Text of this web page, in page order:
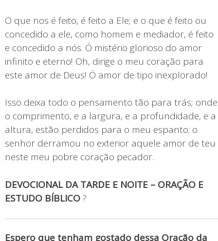
O que nos é feito, é feito a Ele; e o que é feito ou
concedido a ele, como homem e mediador, é feito
e concedido a nós. Ó mistério glorioso do amor
infinito e eterno! Oh, dirige o meu coração para
este amor de Deus! Ó amor de tipo inexplorado!
Isso deixa todo o pensamento tão para trás; onde
o comprimento, e a largura, e a profundidade, e a
altura, estão perdidos para o meu espanto: o
senhor derramou no exterior aquele amor de teu
neste meu pobre coração pecador.
DEVOCIONAL DA TARDE E NOITE – ORAÇÃO E
ESTUDO BÍBLICO?
Espero que tenham gostado dessa Oração da